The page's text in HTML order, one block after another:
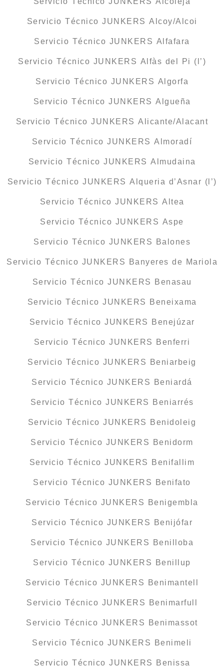
Servicio Técnico JUNKERS Alcoy/Alcoi
Servicio Técnico JUNKERS Alfafara
Servicio Técnico JUNKERS Alfàs del Pi (l’)
Servicio Técnico JUNKERS Algorfa
Servicio Técnico JUNKERS Algueña
Servicio Técnico JUNKERS Alicante/Alacant
Servicio Técnico JUNKERS Almoradí
Servicio Técnico JUNKERS Almudaina
Servicio Técnico JUNKERS Alqueria d’Asnar (l’)
Servicio Técnico JUNKERS Altea
Servicio Técnico JUNKERS Aspe
Servicio Técnico JUNKERS Balones
Servicio Técnico JUNKERS Banyeres de Mariola
Servicio Técnico JUNKERS Benasau
Servicio Técnico JUNKERS Beneixama
Servicio Técnico JUNKERS Benejúzar
Servicio Técnico JUNKERS Benferri
Servicio Técnico JUNKERS Beniarbeig
Servicio Técnico JUNKERS Beniardá
Servicio Técnico JUNKERS Beniarrés
Servicio Técnico JUNKERS Benidoleig
Servicio Técnico JUNKERS Benidorm
Servicio Técnico JUNKERS Benifallim
Servicio Técnico JUNKERS Benifato
Servicio Técnico JUNKERS Benigembla
Servicio Técnico JUNKERS Benijófar
Servicio Técnico JUNKERS Benilloba
Servicio Técnico JUNKERS Benillup
Servicio Técnico JUNKERS Benimantell
Servicio Técnico JUNKERS Benimarfull
Servicio Técnico JUNKERS Benimassot
Servicio Técnico JUNKERS Benimeli
Servicio Técnico JUNKERS Benissa